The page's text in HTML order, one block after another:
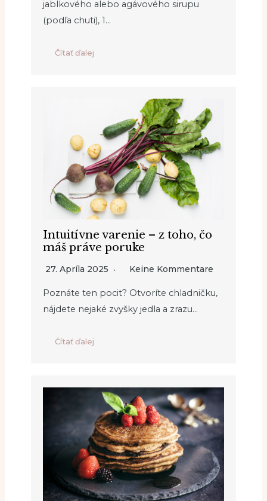
jablkového alebo agávového sirupu
(podľa chuti), 1…
Čítať ďalej
Intuitívne varenie – z toho, čo
máš práve poruke
27. Apríla 2025 Keine Kommentare
Poznáte ten pocit? Otvoríte chladničku,
nájdete nejaké zvyšky jedla a zrazu...
Čítať ďalej